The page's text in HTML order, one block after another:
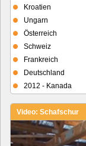
Kroatien
Ungarn
Österreich
Schweiz
Frankreich
Deutschland
2012 - Kanada
Video: Schafschur